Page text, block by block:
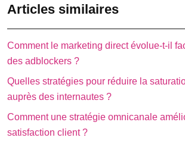
Articles similaires
Comment le marketing direct évolue-t-il
des adblockers ?
Quelles stratégies pour réduire la
auprès des internautes ?
Comment une stratégie omnicanale
satisfaction client ?